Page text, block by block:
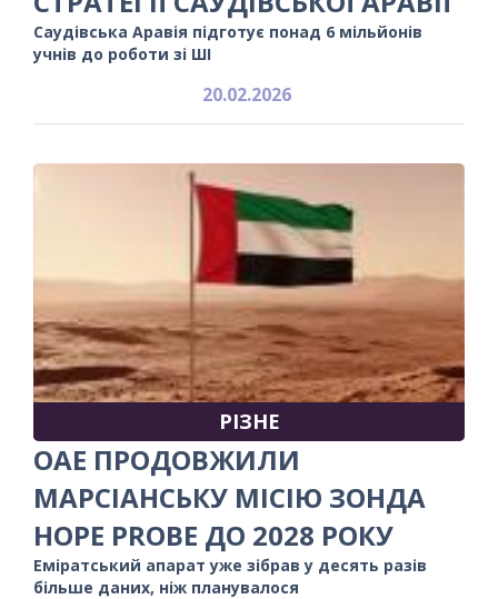
Саудівська Аравія підготує понад 6 мільйонів
учнів до роботи зі ШІ
20.02.2026
РІЗНЕ
ОАЕ ПРОДОВЖИЛИ
МАРСІАНСЬКУ МІСІЮ ЗОНДА
HOPE PROBE ДО 2028 РОКУ
Еміратський апарат уже зібрав у десять разів
більше даних, ніж планувалося